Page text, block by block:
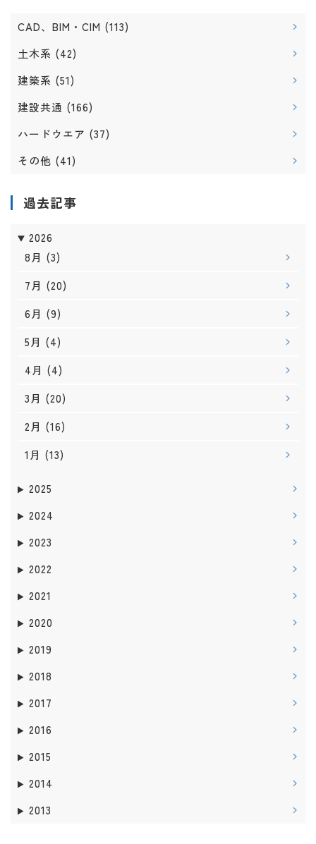
CAD、BIM・CIM (113)
土木系 (42)
建築系 (51)
建設共通 (166)
ハードウエア (37)
その他 (41)
過去記事
2026
8月 (3)
7月 (20)
6月 (9)
5月 (4)
4月 (4)
3月 (20)
2月 (16)
1月 (13)
2025
2024
2023
2022
2021
2020
2019
2018
2017
2016
2015
2014
2013